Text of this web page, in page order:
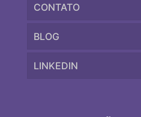
CONTATO
BLOG
LINKEDIN